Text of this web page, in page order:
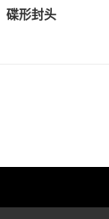
碟形封头